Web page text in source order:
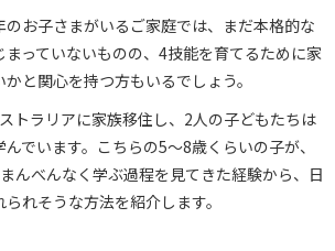
お子さまがいるご家庭では、まだ本格的な
っていないものの、4技能を育てるために家
と関心を持つ方もいるでしょう。
トラリアに家族移住し、2人の子どもたちは
でいます。こちらの5～8歳くらいの子が、
んべんなく学ぶ過程を見てきた経験から、日
れそうな方法を紹介します。